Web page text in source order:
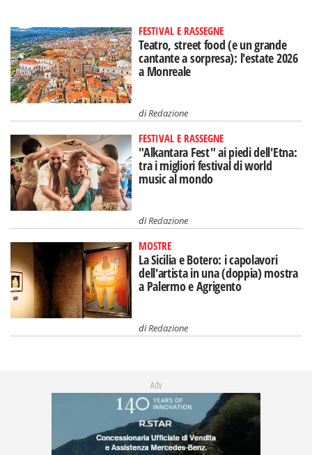
FESTIVAL E RASSEGNE
Teatro, street food (e un grande
cantante a sorpresa): l'estate 2026
a Monreale
diRedazione
FESTIVAL E RASSEGNE
"Alkantara Fest" ai piedi dell'Etna:
tra i migliori festival di world
music al mondo
diRedazione
MOSTRE
La Sicilia e Botero: i capolavori
dell'artista in una (doppia) mostra
a Palermo e Agrigento
diRedazione
Adv